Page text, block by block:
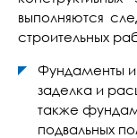
выполняются
строительных
Фундаменты
заделка и
также
подвальных